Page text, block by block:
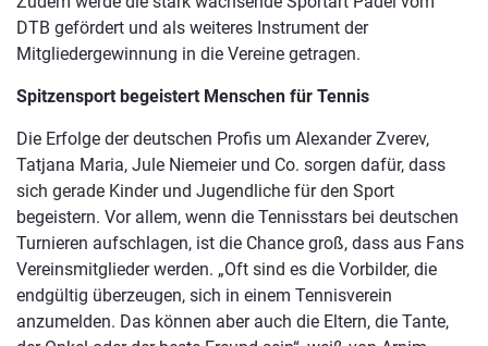
DTB gefördert und als weiteres Instrument der
Mitgliedergewinnung in die Vereine getragen.
Spitzensport begeistert Menschen für Tennis
Die Erfolge der deutschen Profis um Alexander Zverev,
Tatjana Maria, Jule Niemeier und Co. sorgen dafür, dass
sich gerade Kinder und Jugendliche für den Sport
begeistern. Vor allem, wenn die Tennisstars bei deutschen
Turnieren aufschlagen, ist die Chance groß, dass aus Fans
Vereinsmitglieder werden. „Oft sind es die Vorbilder, die
endgültig überzeugen, sich in einem Tennisverein
anzumelden. Das können aber auch die Eltern, die Tante,